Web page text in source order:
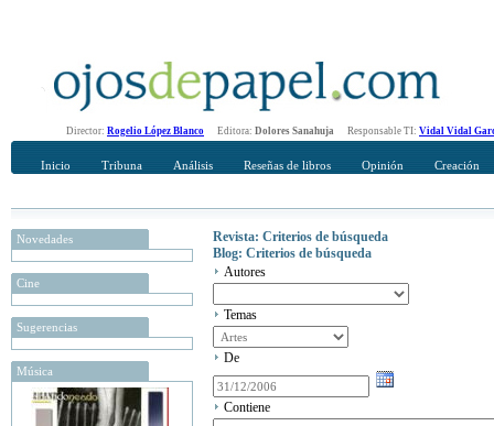
Director: Rogelio López Blanco Editora: Dolores Sanahuja Responsable TI: Vidal Vidal
Inicio Tribuna Análisis Reseñas de libros Opinión Creación
Novedades
Cine
Sugerencias
Música
Revista: Criterios de búsqueda
Blog: Criterios de búsqueda
Autores
Temas
De
Contiene